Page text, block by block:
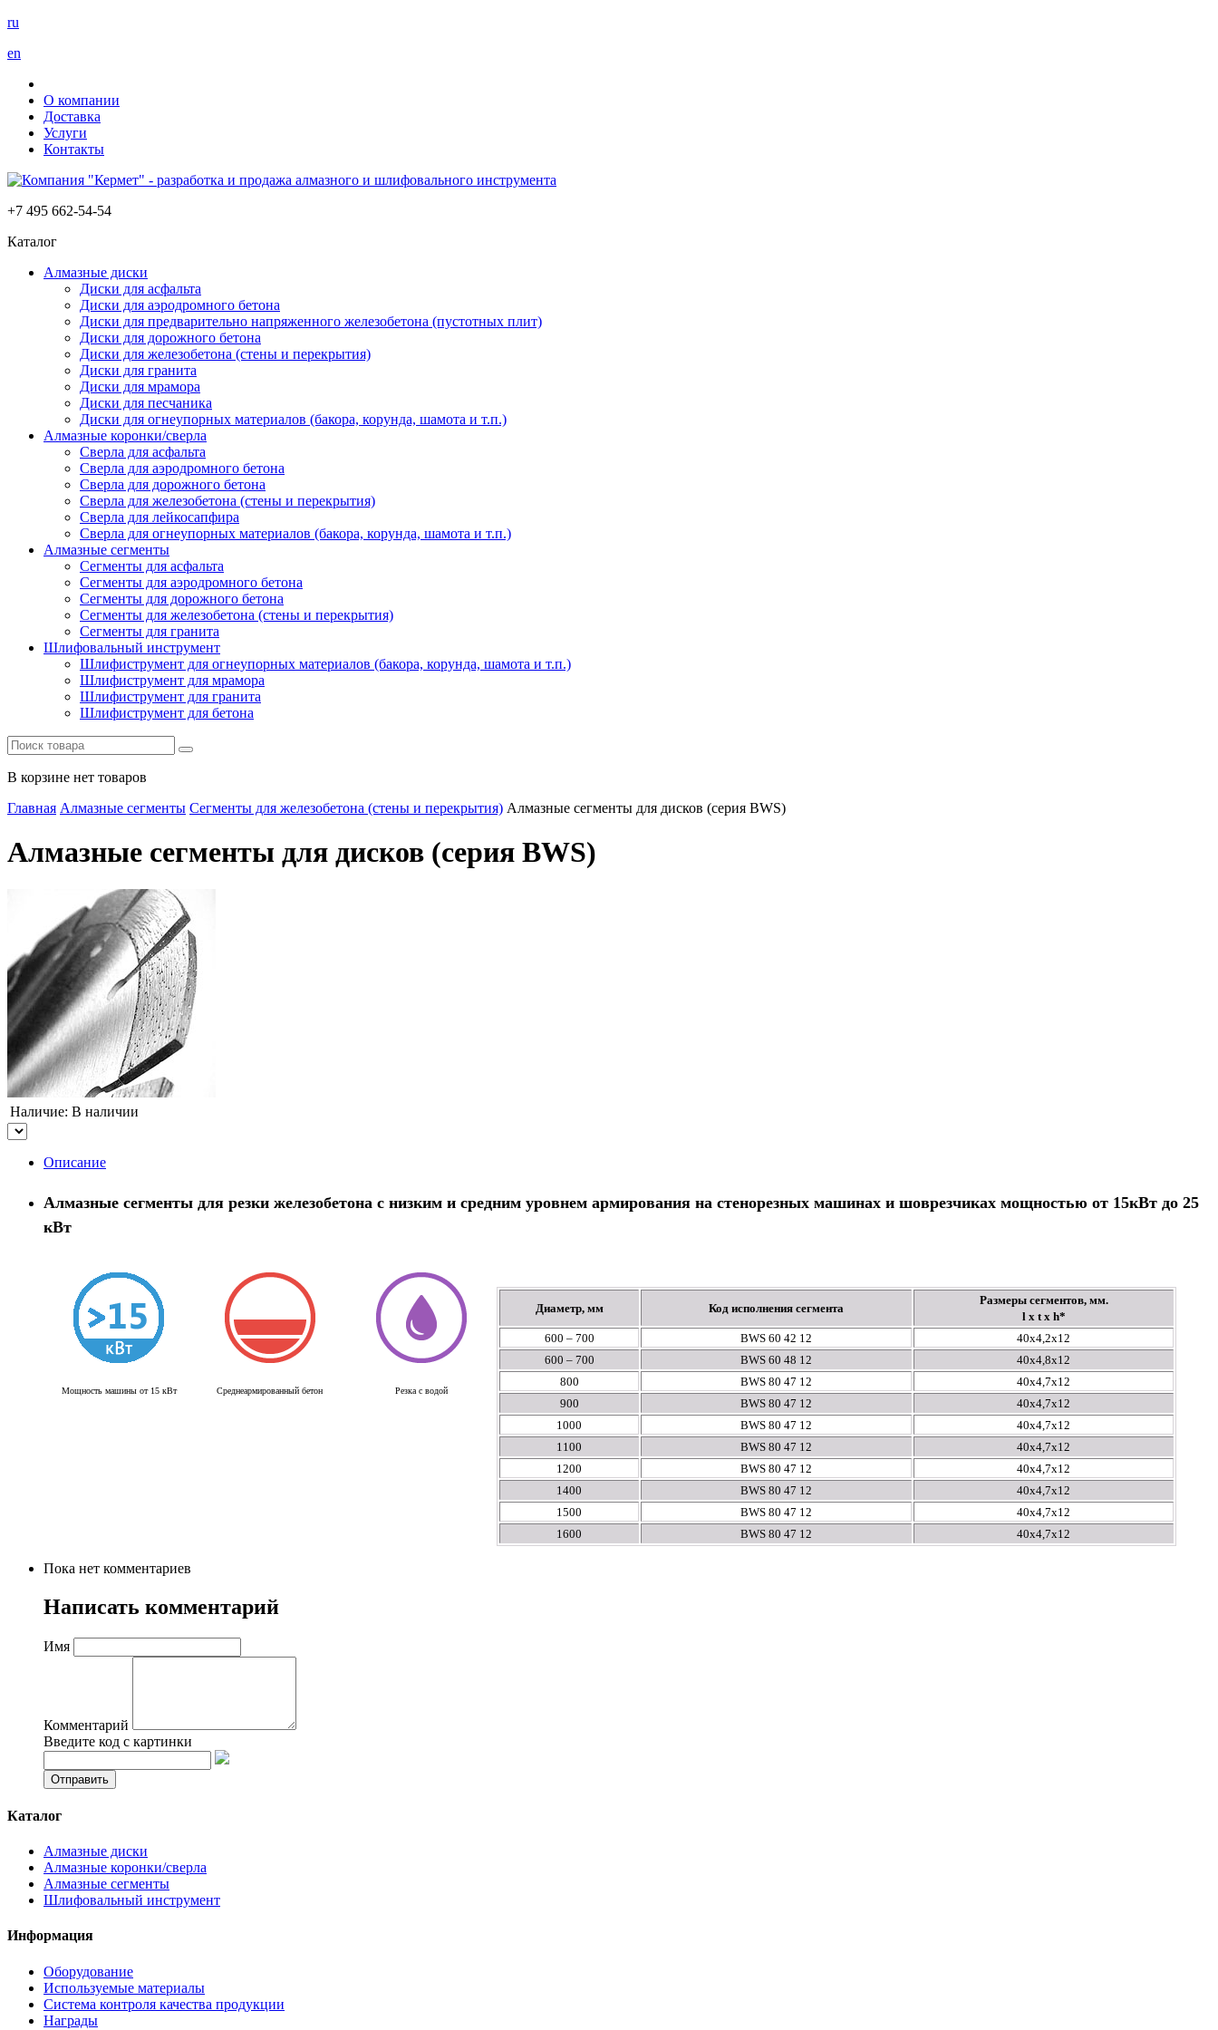
ru
en
О компании
Доставка
Услуги
Контакты
+7 495 662-54-54
Каталог
Алмазные диски
Диски для асфальта
Диски для аэродромного бетона
Диски для предварительно напряженного железобетона (пустотных плит)
Диски для дорожного бетона
Диски для железобетона (стены и перекрытия)
Диски для гранита
Диски для мрамора
Диски для песчаника
Диски для огнеупорных материалов (бакора, корунда, шамота и т.п.)
Алмазные коронки/сверла
Сверла для асфальта
Сверла для аэродромного бетона
Сверла для дорожного бетона
Сверла для железобетона (стены и перекрытия)
Сверла для лейкосапфира
Сверла для огнеупорных материалов (бакора, корунда, шамота и т.п.)
Алмазные сегменты
Сегменты для асфальта
Cегменты для аэродромного бетона
Cегменты для дорожного бетона
Сегменты для железобетона (стены и перекрытия)
Сегменты для гранита
Шлифовальный инструмент
Шлифиструмент для огнеупорных материалов (бакора, корунда, шамота и т.п.)
Шлифиструмент для мрамора
Шлифиструмент для гранита
Шлифиструмент для бетона
В корзине нет товаров
Главная Алмазные сегменты Сегменты для железобетона (стены и перекрытия) Алмазные сегменты для дисков (серия BWS)
Алмазные сегменты для дисков (серия BWS)
Наличие: В наличии
Описание
Алмазные сегменты для резки железобетона с низким и средним уровнем армирования на стенорезных машинах и шоврезчиках мощностью от 15кВт до 25
кВт
Мощность машины от 15 кВт Среднеармированный бетон Резка с водой
Диаметр, мм Код исполнения сегмента
Размеры сегментов, мм.
l x t x h*
600 – 700
BWS 60 42 12
40x4,2x12
600 – 700
BWS 60 48 12
40x4,8x12
800
BWS 80 47 12
40x4,7x12
900
BWS 80 47 12
40х4,7х12
1000
BWS 80 47 12
40x4,7x12
1100
BWS 80 47 12
40x4,7x12
1200
BWS 80 47 12
40x4,7x12
1400
BWS 80 47 12
40x4,7x12
1500
BWS 80 47 12
40x4,7x12
1600
BWS 80 47 12 40x4,7x12
Пока нет комментариев
Написать комментарий
Имя
Комментарий
Введите код с картинки
Каталог
Алмазные диски
Алмазные коронки/сверла
Алмазные сегменты
Шлифовальный инструмент
Информация
Оборудование
Используемые материалы
Система контроля качества продукции
Награды